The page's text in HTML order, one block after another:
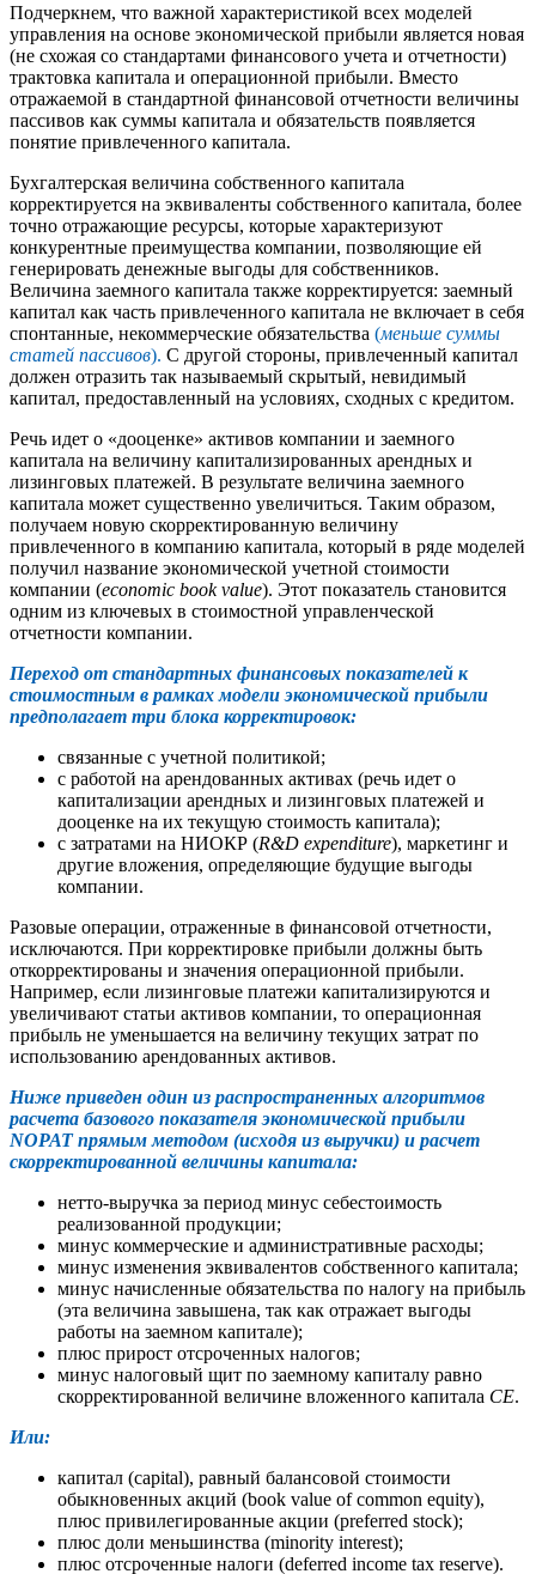
Подчеркнем, что важной характеристикой всех моделей
управления на основе экономической прибыли является новая
(не схожая со стандартами финансового учета и отчетности)
трактовка капитала и операционной прибыли. Вместо
отражаемой в стандартной финансовой отчетности величины
пассивов как суммы капитала и обязательств появляется
понятие привлеченного капитала.
Бухгалтерская величина собственного капитала
корректируется на эквиваленты собственного капитала, более
точно отражающие ресурсы, которые характеризуют
конкурентные преимущества компании, позволяющие ей
генерировать денежные выгоды для собственников.
Величина заемного капитала также корректируется: заемный
капитал как часть привлеченного капитала не включает в себя
спонтанные, некоммерческие обязательства (меньше суммы
статей пассивов). С другой стороны, привлеченный капитал
должен отразить так называемый скрытый, невидимый
капитал, предоставленный на условиях, сходных с кредитом.
Речь идет о «дооценке» активов компании и заемного
капитала на величину капитализированных арендных и
лизинговых платежей. В результате величина заемного
капитала может существенно увеличиться. Таким образом,
получаем новую скорректированную величину
привлеченного в компанию капитала, который в ряде моделей
получил название экономической учетной стоимости
компании (еconomic book value). Этот показатель становится
одним из ключевых в стоимостной управленческой
отчетности компании.
Переход от стандартных финансовых показателей к
стоимостным в рамках модели экономической прибыли
предполагает три блока корректировок:
связанные с учетной политикой;
с работой на арендованных активах (речь идет о
капитализации арендных и лизинговых платежей и
дооценке на их текущую стоимость капитала);
с затратами на НИОКР (R&D expenditure), маркетинг и
другие вложения, определяющие будущие выгоды
компании.
Разовые операции, отраженные в финансовой отчетности,
исключаются. При корректировке прибыли должны быть
откорректированы и значения операционной прибыли.
Например, если лизинговые платежи капитализируются и
увеличивают статьи активов компании, то операционная
прибыль не уменьшается на величину текущих затрат по
использованию арендованных активов.
Ниже приведен один из распространенных алгоритмов
расчета базового показателя экономической прибыли
NOPAT прямым методом (исходя из выручки) и расчет
скорректированной величины капитала:
нетто-выручка за период минус себестоимость
реализованной продукции;
минус коммерческие и административные расходы;
минус изменения эквивалентов собственного капитала;
минус начисленные обязательства по налогу на прибыль
(эта величина завышена, так как отражает выгоды
работы на заемном капитале);
плюс прирост отсроченных налогов;
минус налоговый щит по заемному капиталу равно
скорректированной величине вложенного капитала СЕ.
Или:
капитал (capital), равный балансовой стоимости
обыкновенных акций (book value of common equity),
плюс привилегированные акции (preferred stock);
плюс доли меньшинства (minority interest);
плюс отсроченные налоги (deferred income tax reserve).